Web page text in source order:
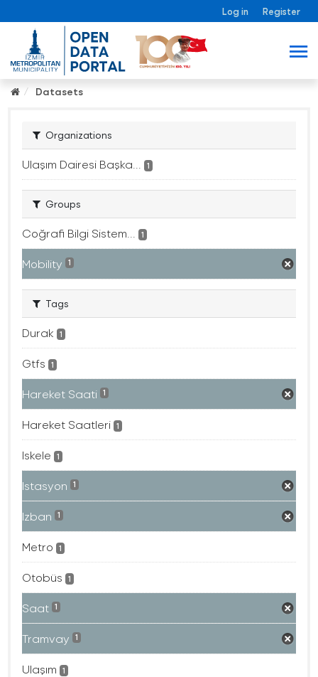
Log in Register
Datasets
Organizations
Ulaşım Dairesi Başka... 1
Groups
Coğrafi Bilgi Sistem... 1
Mobility 1
Tags
Durak 1
Gtfs 1
Hareket Saati 1
Hareket Saatleri 1
Iskele 1
Istasyon 1
Izban 1
Metro 1
Otobüs 1
Saat 1
Tramvay 1
Ulaşım 1